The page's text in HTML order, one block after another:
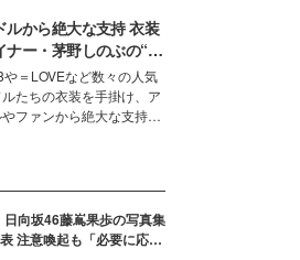
き”という共通点を持つモ
城舞と島村雄大の特別対
届け！それぞれの視点か
ならではの魅力や予想外
もたらす奥深いストーリ
いて熱く語り合ってもらっ
ルから絶大な支持 衣装
ナー・茅野しのぶの“可
作る美学＜「シチズン
シー」インタビュー＞
＝LOVEなど数々の人気
たちの衣装を手掛け、ア
ファンから絶大な支持を
野しのぶ。一人ひとりの
り添い、魅力を引き出す
は、多くの女性たちに勇
を与え続けている。
日向坂46藤嶌果歩の写真集
注意喚起も「必要に応じ